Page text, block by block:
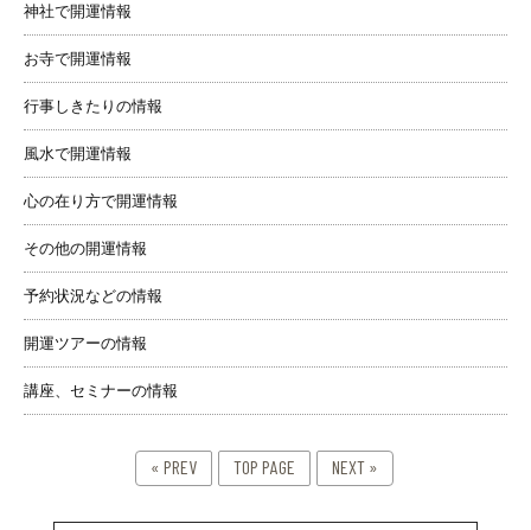
神社で開運情報
お寺で開運情報
行事しきたりの情報
風水で開運情報
心の在り方で開運情報
その他の開運情報
予約状況などの情報
開運ツアーの情報
講座、セミナーの情報
« PREV TOP PAGE NEXT »